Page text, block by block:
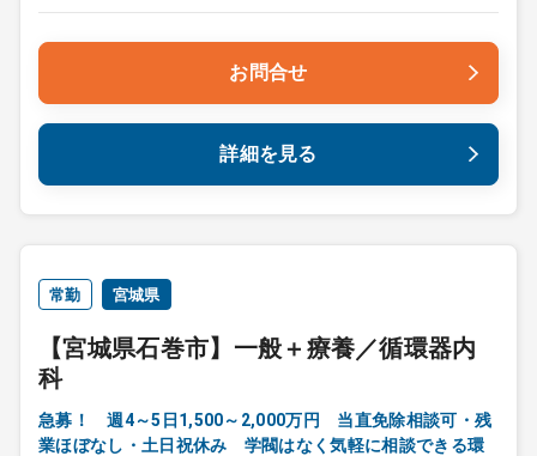
お問合せ
詳細を見る
常勤 宮城県
【宮城県石巻市】一般＋療養／循環器内
科
急募！ 週4～5日1,500～2,000万円 当直免除相談可・残
業ほぼなし・土日祝休み 学閥はなく気軽に相談できる環